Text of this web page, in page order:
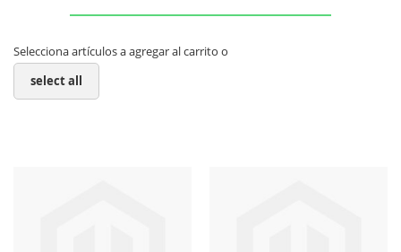
Selecciona artículos a agregar al carrito o
select all